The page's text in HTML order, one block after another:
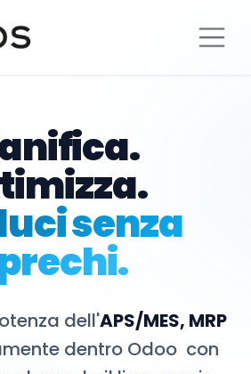
senza
dell'APS/MES, MRP
dentro Odoo con